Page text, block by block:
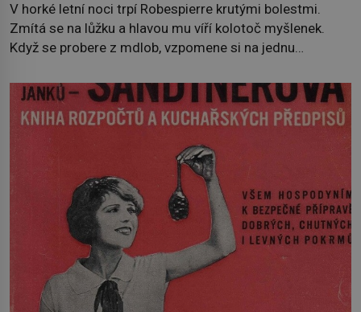
V horké letní noci trpí Robespierre krutými bolestmi.
Zmítá se na lůžku a hlavou mu víří kolotoč myšlenek.
Když se probere z mdlob, vzpomene si na jednu
Prorokovala mu tragický osud. Tehdy se jí vysmál.
„Robespierre to dotáhne hodně daleko,“ prohlásil o něm
jiný významný francouzský revolucionář, Honoré de